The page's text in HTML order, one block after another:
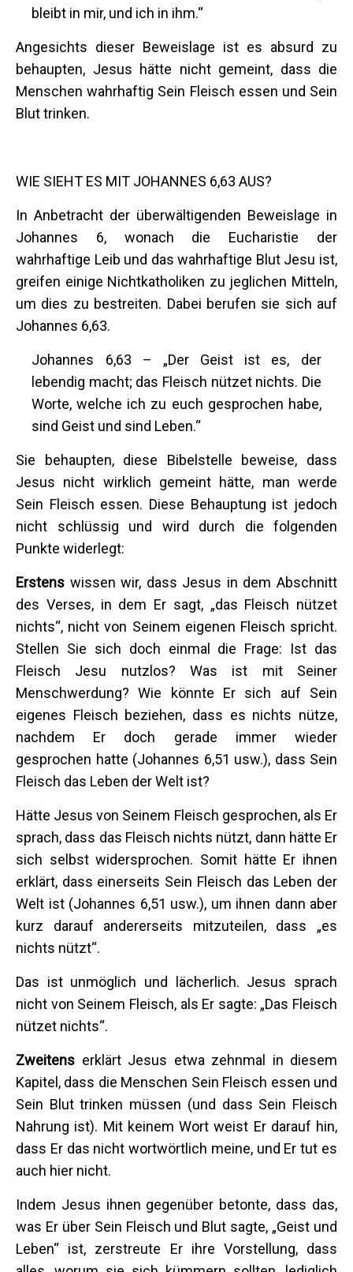
bleibt in mir, und ich in ihm.“
Angesichts dieser Beweislage ist es absurd zu
behaupten, Jesus hätte nicht gemeint, dass die
Menschen wahrhaftig Sein Fleisch essen und Sein
Blut trinken.
WIE SIEHT ES MIT JOHANNES 6,63 AUS?
In Anbetracht der überwältigenden Beweislage in
Johannes 6, wonach die Eucharistie der
wahrhaftige Leib und das wahrhaftige Blut Jesu ist,
greifen einige Nichtkatholiken zu jeglichen Mitteln,
um dies zu bestreiten. Dabei berufen sie sich auf
Johannes 6,63.
Johannes 6,63 – „Der Geist ist es, der
lebendig macht; das Fleisch nützet nichts. Die
Worte, welche ich zu euch gesprochen habe,
sind Geist und sind Leben.“
Sie behaupten, diese Bibelstelle beweise, dass
Jesus nicht wirklich gemeint hätte, man werde
Sein Fleisch essen. Diese Behauptung ist jedoch
nicht schlüssig und wird durch die folgenden
Punkte widerlegt:
Erstens wissen wir, dass Jesus in dem Abschnitt
des Verses, in dem Er sagt, „das Fleisch nützet
nichts“, nicht von Seinem eigenen Fleisch spricht.
Stellen Sie sich doch einmal die Frage: Ist das
Fleisch Jesu nutzlos? Was ist mit Seiner
Menschwerdung? Wie könnte Er sich auf Sein
eigenes Fleisch beziehen, dass es nichts nütze,
nachdem Er doch gerade immer wieder
gesprochen hatte (Johannes 6,51 usw.), dass Sein
Fleisch das Leben der Welt ist?
Hätte Jesus von Seinem Fleisch gesprochen, als Er
sprach, dass das Fleisch nichts nützt, dann hätte Er
sich selbst widersprochen. Somit hätte Er ihnen
erklärt, dass einerseits Sein Fleisch das Leben der
Welt ist (Johannes 6,51 usw.), um ihnen dann aber
kurz darauf andererseits mitzuteilen, dass „es
nichts nützt“.
Das ist unmöglich und lächerlich. Jesus sprach
nicht von Seinem Fleisch, als Er sagte: „Das Fleisch
nützet nichts“.
Zweitens erklärt Jesus etwa zehnmal in diesem
Kapitel, dass die Menschen Sein Fleisch essen und
Sein Blut trinken müssen (und dass Sein Fleisch
Nahrung ist). Mit keinem Wort weist Er darauf hin,
dass Er das nicht wortwörtlich meine, und Er tut es
auch hier nicht.
Indem Jesus ihnen gegenüber betonte, dass das,
was Er über Sein Fleisch und Blut sagte, „Geist und
Leben“ ist, zerstreute Er ihre Vorstellung, dass